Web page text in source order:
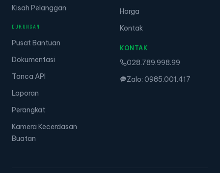
Kisah Pelanggan
DUKUNGAN
Pusat Bantuan
Dokumentasi
Tanca API
Laporan
Perangkat
Kamera Kecerdasan
Buatan
Harga
Kontak
KONTAK
028.789.998.99
Zalo: 0985.001.417